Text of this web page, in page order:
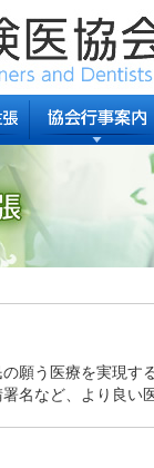
願う医療を実現す
名など、より良い